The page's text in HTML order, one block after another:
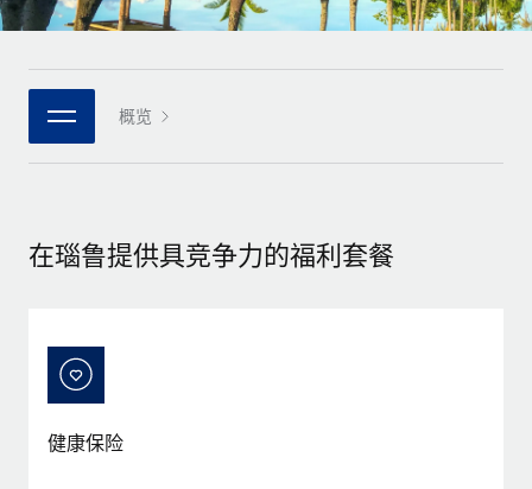
团队的内置核心人力资源功能
连接 新的
使用我们的 MCP 将任何人工智能工具与 Remote 平台相连
咨询专家
获得全球人力资源与合规方面的专家帮助
简化候选人筛选流程
企业
与我们携手合作
战略技术合作伙伴
成为合作伙伴
与我们共探合作机遇
集成与人工智能自动化咨询
人力资源术语表
核对表和模板
职位描述库
网络研讨会
新闻室
洞察中心
获得支持
查看全部资源
Italiano
Português (Portugal)
日本語
中文（简体）
概览
在瑙鲁提供具竞争力的福利套餐
健康保险